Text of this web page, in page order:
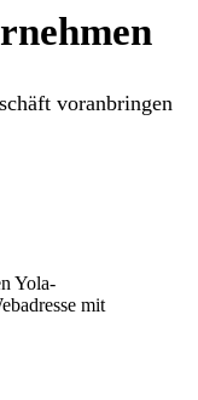
voranbringen
Yola-
mit